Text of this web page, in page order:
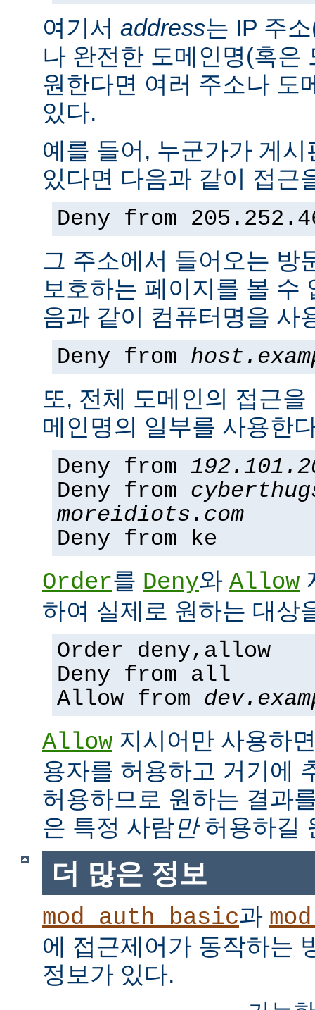
여기서 address는 IP 주
나 완전한 도메인명(혹은
원한다면 여러 주소나 도
있다.
예를 들어, 누군가가 게
있다면 다음과 같이 접근
Deny from
그 주소에서 들어오는 방
보호하는 페이지를 볼 수
음과 같이 컴퓨터명을 사
Deny from
또, 전체 도메인의 접근
메인명의 일부를 사용한
Deny from
Deny from
moreidiots.com
Deny from ke
Order를 Deny와 Allow
하여 실제로 원하는 대상
Order deny,allow
Deny from all
Allow from
Allow 지시어만 사용하
용자를 허용하고 거기에
허용하므로 원하는 결과
은 특정 사람만허용하길
더 많은 정보
mod_auth_basic과
에 접근제어가 동작하는
정보가 있다.